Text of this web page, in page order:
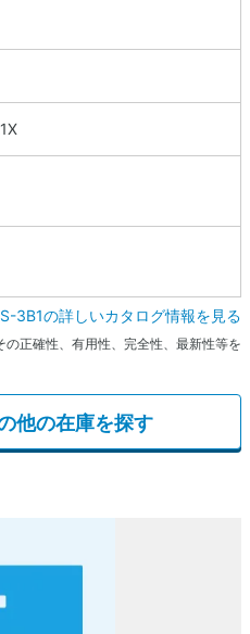
3B1の詳しいカタログ情報を見る
正確性、有用性、完全性、最新性等を
他の在庫を探す